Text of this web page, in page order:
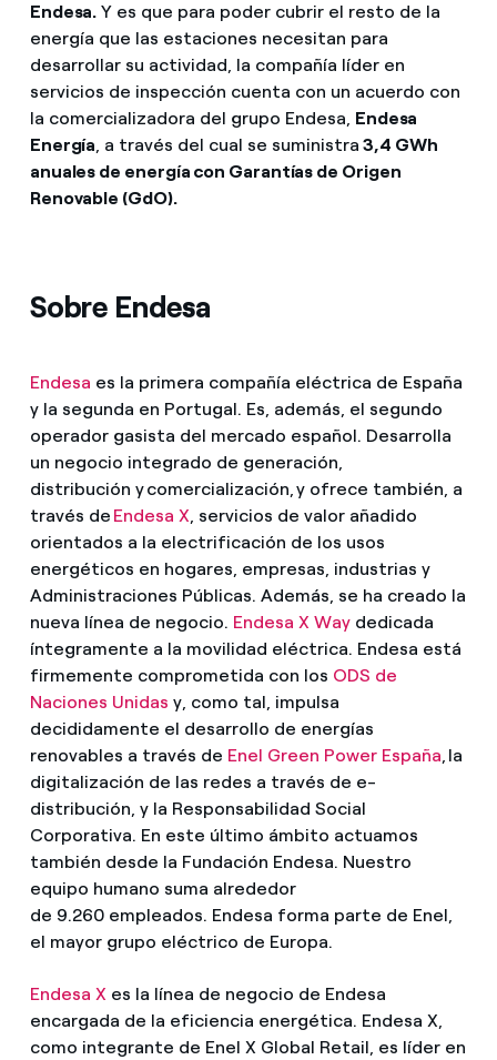
Endesa. Y es que para poder cubrir el resto de la
energía que las estaciones necesitan para
desarrollar su actividad, la compañía líder en
servicios de inspección cuenta con un acuerdo con
la comercializadora del grupo Endesa, Endesa
Energía , a través del cual se suministra 3,4 GWh
anuales de energía con Garantías de Origen
Renovable (GdO).
Sobre Endesa
Endesa es la primera compañía eléctrica de España
y la segunda en Portugal. Es, además, el segundo
operador gasista del mercado español. Desarrolla
un negocio integrado de generación,
distribución y comercialización, y ofrece también, a
través de Endesa X , servicios de valor añadido
orientados a la electrificación de los usos
energéticos en hogares, empresas, industrias y
Administraciones Públicas. Además, se ha creado la
nueva línea de negocio. Endesa X Waydedicada
íntegramente a la movilidad eléctrica. Endesa está
firmemente comprometida con los ODS de
Naciones Unidas y, como tal, impulsa
decididamente el desarrollo de energías
renovables a través de Enel Green Power España , la
digitalización de las redes a través de e-
distribución, y la Responsabilidad Social
Corporativa. En este último ámbito actuamos
también desde la Fundación Endesa. Nuestro
equipo humano suma alrededor
de 9.260 empleados. Endesa forma parte de Enel,
el mayor grupo eléctrico de Europa.
Endesa X es la línea de negocio de Endesa
encargada de la eficiencia energética. Endesa X,
como integrante de Enel X Global Retail, es líder en